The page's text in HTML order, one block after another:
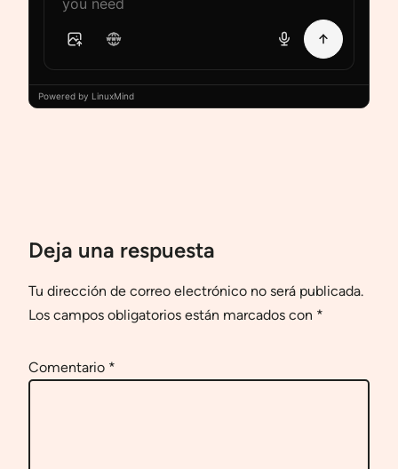
Powered by LinuxMind
Deja una respuesta
Tu dirección de correo electrónico no será publicada.
Los campos obligatorios están marcados con *
Comentario *